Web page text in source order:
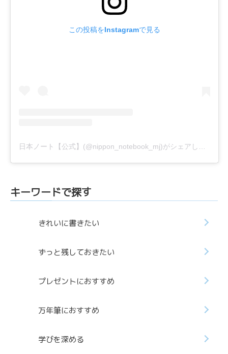
この投稿をInstagramで見る
キーワードで探す
きれいに書きたい
ずっと残しておきたい
プレゼントにおすすめ
万年筆におすすめ
学びを深める